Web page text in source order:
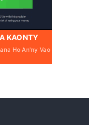
KAONTY
Ho An'ny Vao